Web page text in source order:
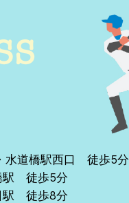
水道橋駅西口 徒歩5分
駅 徒歩5分
駅 徒歩8分